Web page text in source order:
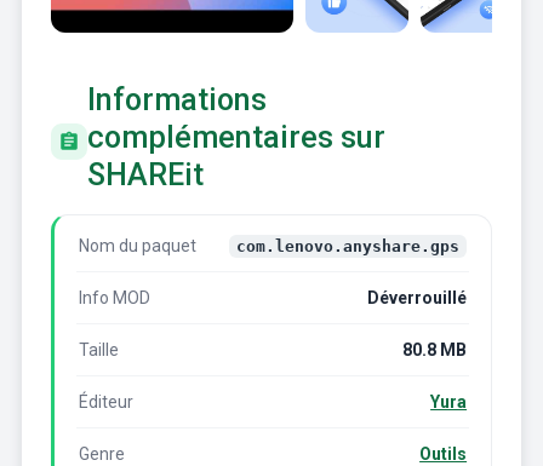
Informations
complémentaires sur
SHAREit
Nom du paquet com.lenovo.anyshare.gps
Info MOD Déverrouillé
Taille 80.8 MB
Éditeur Yura
Genre Outils